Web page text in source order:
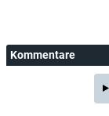
Kommentare